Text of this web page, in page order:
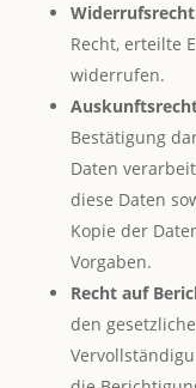
Recht, erteilte
widerrufen.
Bestätigung
Daten
diese Daten
Kopie der
Vorgaben.
Recht auf
den